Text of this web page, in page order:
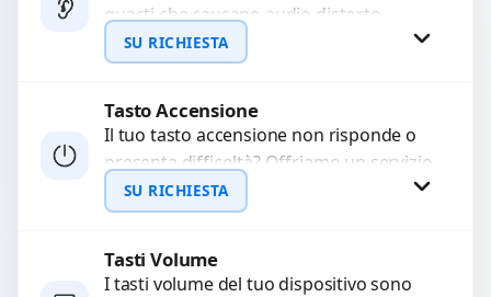
WhatsApp
guasti che causano audio distorto,
basso o assente. Utilizziamo ricambi di
alta qualità garantiti per 3...
SU RICHIESTA
Richiedi Preventivo
WhatsApp
Tasto Accensione
Il tuo tasto accensione non risponde o
presenta difficoltà? Offriamo un servizio
professionale di riparazione o
sostituzione utilizzando componenti di...
SU RICHIESTA
Richiedi Preventivo
Tasti Volume
I tasti volume del tuo dispositivo sono